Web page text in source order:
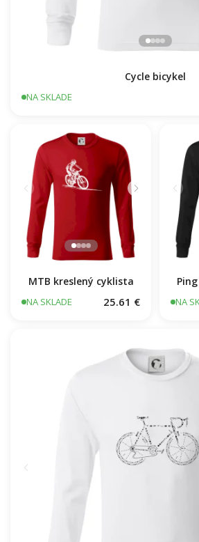
Cycle bicykel
NA SKLADE
MTB kreslený cyklista
NA SKLADE 25.61 € NA